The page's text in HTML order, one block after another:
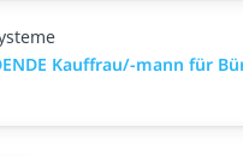
Kauffrau/-mann für